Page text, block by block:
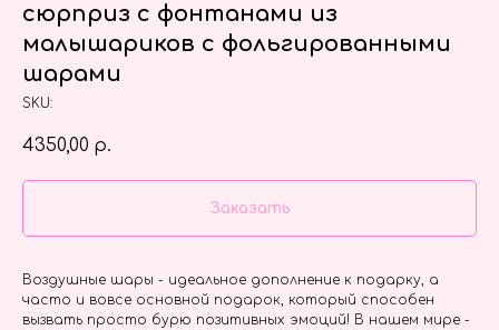
сюрприз с фонтанами из
малышариков с фольгированными
шарами
SKU:
4350,00 р.
Заказать
Воздушные шары - идеальное дополнение к подарку, а
часто и вовсе основной подарок, который способен
вызвать просто бурю позитивных эмоций! В нашем мире -